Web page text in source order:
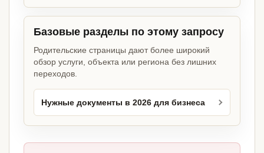
Базовые разделы по этому запросу
Родительские страницы дают более широкий
обзор услуги, объекта или региона без лишних
переходов.
Нужные документы в 2026 для бизнеса